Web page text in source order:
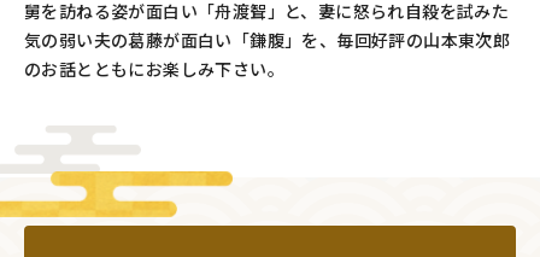
舅を訪ねる姿が面白い「舟渡聟」と、妻に怒られ自殺を試みた
気の弱い夫の葛藤が面白い「鎌腹」を、毎回好評の山本東次郎
のお話とともにお楽しみ下さい。